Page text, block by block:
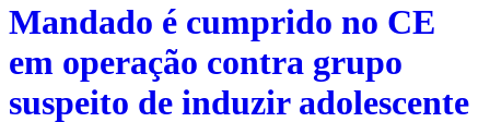
Mandado é cumprido no CE
em operação contra grupo
suspeito de induzir adolescente